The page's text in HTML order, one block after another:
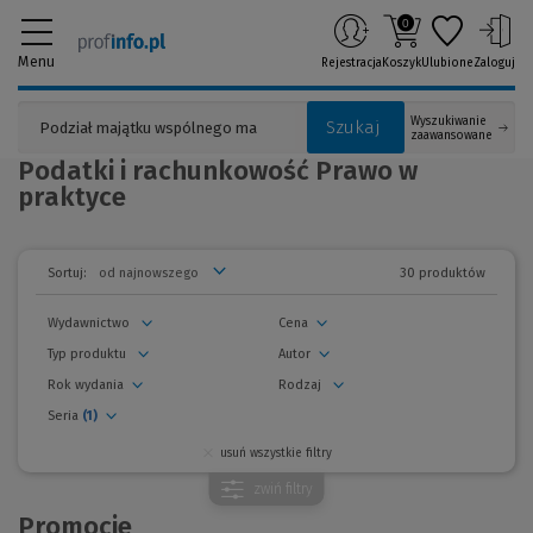
Menu
Szukaj
Wyszukiwanie
zaawansowane
Rejestracja
0
KoszykUlubioneZaloguj
Podatki i rachunkowość Prawo w
praktyce
Sortuj: 30 produktów
Wydawnictwo
Rodzaj
Autor
Seria (1)
Cena
Rok wydania
Typ produktu
usuń wszystkie filtry
zwiń filtry
Promocje